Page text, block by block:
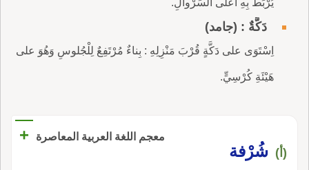
دَكَّةٌ : (جامد)
اِسْتَوَى على دَكَّةٍ قُرْبَ مَنْزِلِهِ : بِناءٌ مُرْتَفِعٌ لِلْجُلوسِ وَهُوَ على
هَيْئَةِ كُرْسِيٍّ.
معجم اللغة العربية المعاصرة +
(أ) شُرْفة